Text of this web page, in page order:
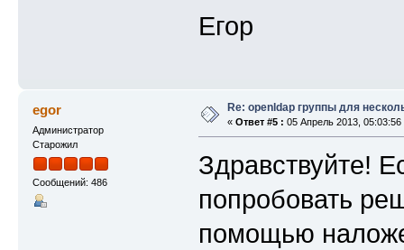
Егор
egor
Администратор
Старожил
Сообщений: 486
Re: openldap группы для
« Ответ #5 : 05 Апрель 2013, 05:03:56
Здравствуйте!
попробовать
помощью